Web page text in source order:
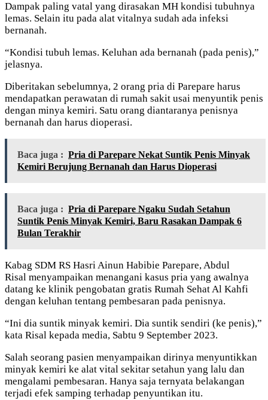
Dampak paling vatal yang dirasakan MH kondisi tubuhnya
lemas. Selain itu pada alat vitalnya sudah ada infeksi
bernanah.
“Kondisi tubuh lemas. Keluhan ada bernanah (pada penis),”
jelasnya.
Diberitakan sebelumnya, 2 orang pria di Parepare harus
mendapatkan perawatan di rumah sakit usai menyuntik penis
dengan minya kemiri. Satu orang diantaranya penisnya
bernanah dan harus dioperasi.
Baca juga : Pria di Parepare Nekat Suntik Penis Minyak
Kemiri Berujung Bernanah dan Harus Dioperasi
Baca juga : Pria di Parepare Ngaku Sudah Setahun
Suntik Penis Minyak Kemiri, Baru Rasakan Dampak 6
Bulan Terakhir
Kabag SDM RS Hasri Ainun Habibie Parepare, Abdul
Risal menyampaikan menangani kasus pria yang awalnya
datang ke klinik pengobatan gratis Rumah Sehat Al Kahfi
dengan keluhan tentang pembesaran pada penisnya.
“Ini dia suntik minyak kemiri. Dia suntik sendiri (ke penis),”
kata Risal kepada media, Sabtu 9 September 2023.
Salah seorang pasien menyampaikan dirinya menyuntikkan
minyak kemiri ke alat vital sekitar setahun yang lalu dan
mengalami pembesaran. Hanya saja ternyata belakangan
terjadi efek samping terhadap penyuntikan itu.